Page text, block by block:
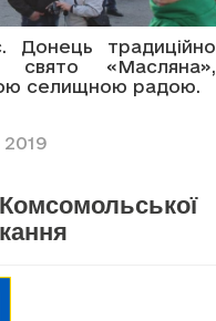
Донець традиційно
свято «Масляна»,
селищною радою.